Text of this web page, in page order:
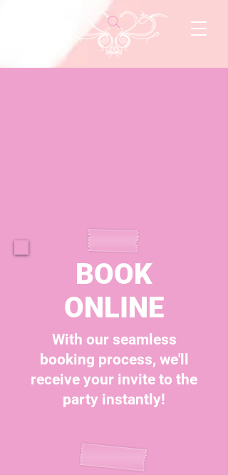
BOOK
ONLINE
With our seamless
booking process, we'll
receive your invite to the
party instantly!